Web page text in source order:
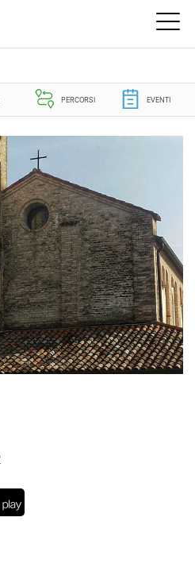
PERCORSI EVENTI